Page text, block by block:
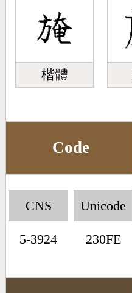
楷體
Code
CNS
5-3924
Unicode
230FE